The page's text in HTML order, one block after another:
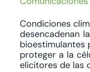
Condiciones
desencadenan
bioestimulantes
proteger a la
elicitores de las